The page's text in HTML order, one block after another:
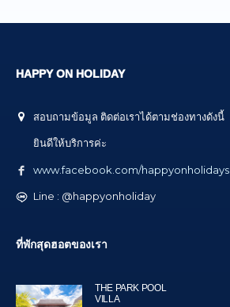
HAPPY ON HOLIDAY
สอบถามข้อมูล ติดต่อเราได้ตามช่องทางดังนี้
ยินดีให้บริการค่ะ
www.facebook.com/happyonholidays
Line : @happyonholiday
ที่พักสุดฮอตของเรา
THE PARK POOL
VILLA